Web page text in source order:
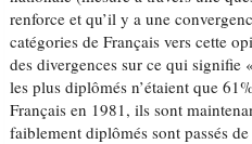
renforce et qu’il y a une
catégories de Français vers cette
des divergences sur ce qui signifie
les plus diplômés n’étaient que
Français en 1981, ils sont
faiblement diplômés sont passés